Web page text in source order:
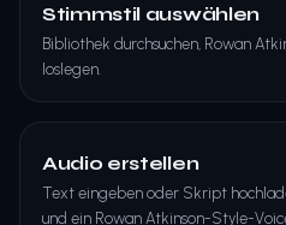
Stimmstil auswählen
Bibliothek durchsuchen, Rowan
loslegen.
Audio erstellen
Text eingeben oder Skript
und ein Rowan Atkinson-Style-